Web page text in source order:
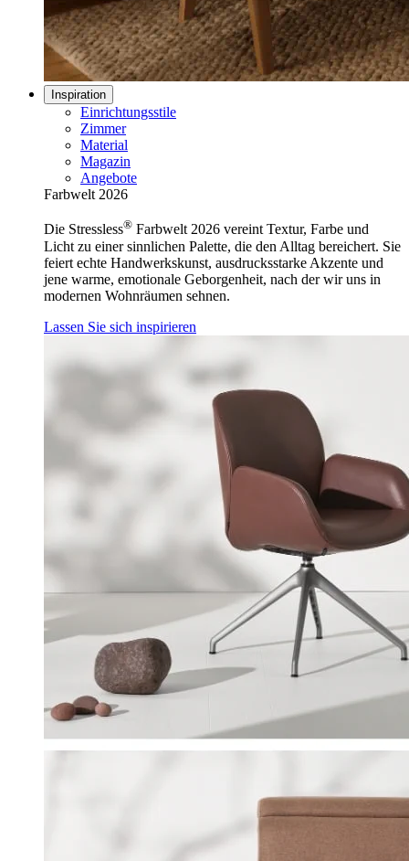
Inspiration
Einrichtungsstile
Zimmer
Material
Magazin
Angebote
Farbwelt 2026
Die Stressless® Farbwelt 2026 vereint Textur, Farbe und
Licht zu einer sinnlichen Palette, die den Alltag bereichert. Sie
feiert echte Handwerkskunst, ausdrucksstarke Akzente und
jene warme, emotionale Geborgenheit, nach der wir uns in
modernen Wohnräumen sehnen.
Lassen Sie sich inspirieren